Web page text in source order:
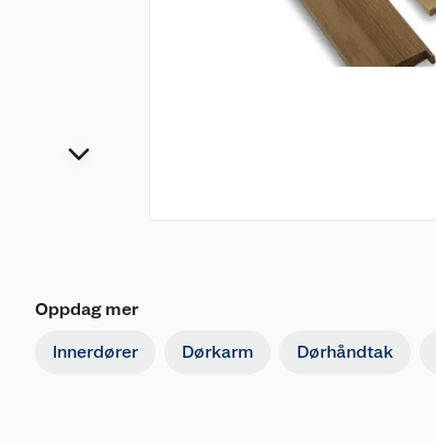
Oppdag mer
Innerdører Dørkarm Dørhåndtak